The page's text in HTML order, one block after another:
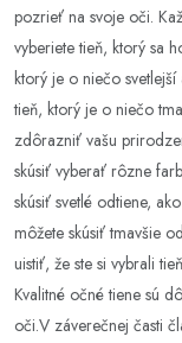
pozrieť na svoje oči.
vyberiete tieň, ktorý sa
ktorý je o niečo
tieň, ktorý je o niečo
zdôrazniť vašu
skúsiť vyberať rôzne
skúsiť svetlé odtiene,
môžete skúsiť tmavšie
uistiť, že ste si vybrali
Kvalitné očné tiene sú
oči.V záverečnej časti